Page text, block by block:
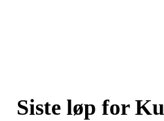
Siste løp for